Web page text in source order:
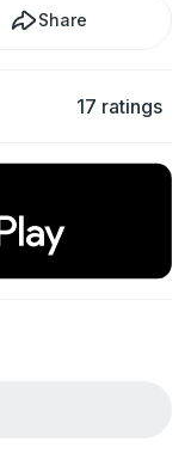
Share
17 ratings